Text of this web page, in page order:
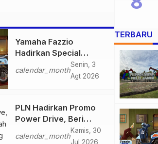
Yamaha Fazzio
Hadirkan Special
Edition Sunset Blue,
Tampilkan Nuansa
calendar_month
Senin, 3
Agt 2026
PLN Hadirkan Promo
Power Drive, Beri
Diskon Tambah Daya
50% di Ajang GIIAS
calendar_month
Kamis, 30
Jul 2026
TERBARU